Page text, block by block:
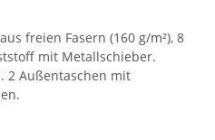
freien Fasern (160 g/m²), 8
mit Metallschieber.
2 Außentaschen mit